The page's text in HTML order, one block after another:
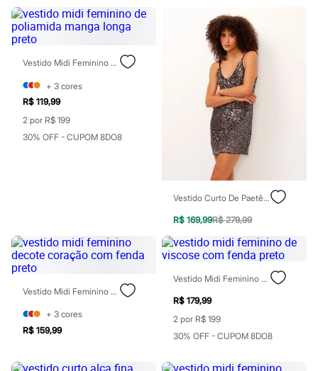
Novidades
Blusas
Calças
Jeans
Saias
Shorts e Bermudas
T-shirt
Vestidos
Acessórios
Alfaiataria
Feminino
Botas
Chinelos
Rasteirinhas
Sandálias
Sapatilhas
Sapatos
Tamancos
Vestido Midi Feminino De Poliamida Manga Longa Preto
+ 3 cores
R$ 119,99
2 por R$ 199
30% OFF - CUPOM 8DO8
Vestido Curto De Paetê Alça Fina Preto
R$ 169,99R$ 279,99
Vestido Midi Feminino Decote Coração Com Fenda Preto
+ 3 cores
R$ 159,99
Vestido Midi Feminino De Viscose Com Fenda Preto
R$ 179,99
2 por R$ 199
30% OFF - CUPOM 8DO8